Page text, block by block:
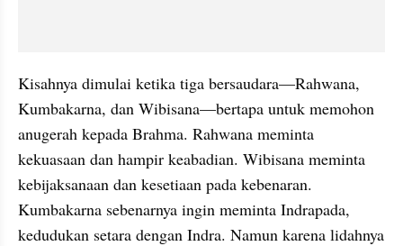
Kisahnya dimulai ketika tiga bersaudara—Rahwana,
Kumbakarna, dan Wibisana—bertapa untuk memohon
anugerah kepada Brahma. Rahwana meminta
kekuasaan dan hampir keabadian. Wibisana meminta
kebijaksanaan dan kesetiaan pada kebenaran.
Kumbakarna sebenarnya ingin meminta Indrapada,
kedudukan setara dengan Indra. Namun karena lidahnya